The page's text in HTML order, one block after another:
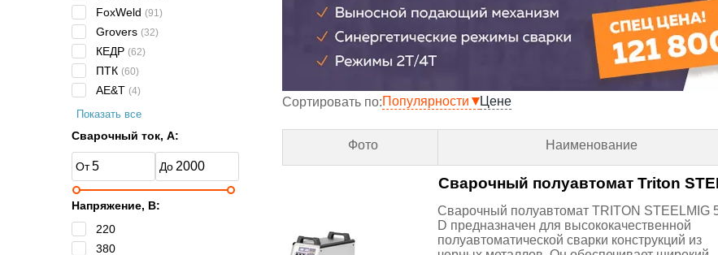
Сортировать по:Популярности Цене
Фото Наименование
Сварочный полуавтомат Triton
Сварочный полуавтомат TRITON STEELMIG
D предназначен для высококачественной
полуавтоматической сварки конструкций из
FoxWeld (91)
Grovers (32)
КЕДР (62)
ПТК (60)
AE&T (4)
Показать все
Сварочный ток, А:
Напряжение, B:
220
380